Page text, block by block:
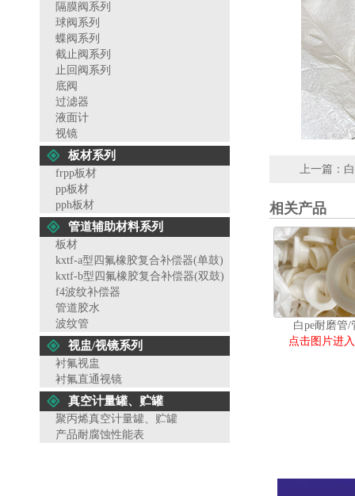
隔膜阀系列
球阀系列
蝶阀系列
截止阀系列
止回阀系列
底阀
过滤器
液面计
视镜
板材系列
frpp板材
pp板材
pph板材
管道辅助材料系列
板材
kxtf-a型四氟橡胶复合补偿器(单鼓)
kxtf-b型四氟橡胶复合补偿器(双鼓)
f4波纹补偿器
管道胶水
波纹管
视盅/视镜系列
衬氟视盅
衬氟直通视镜
真空计量罐、贮罐
聚丙烯真空计量罐、贮罐
产品耐腐蚀性能表
上一篇：
相关产品
白pe耐磨管/
点击图片进